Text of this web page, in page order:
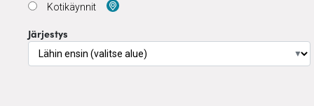
Kotikäynnit
Järjestys
▼